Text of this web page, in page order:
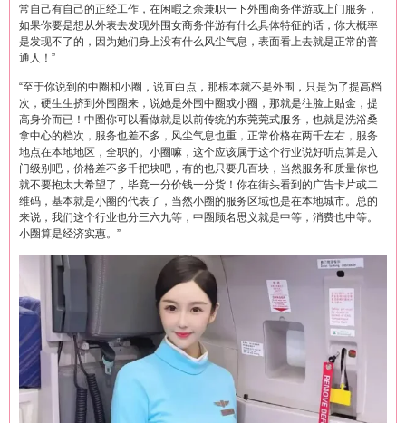
常自己有自己的正经工作，在闲暇之余兼职一下外围商务伴游或上门服务，
如果你要是想从外表去发现外围女商务伴游有什么具体特征的话，你大概率
是发现不了的，因为她们身上没有什么风尘气息，表面看上去就是正常的普
通人！”
“至于你说到的中圈和小圈，说直白点，那根本就不是外围，只是为了提高档
次，硬生生挤到外围圈来，说她是外围中圈或小圈，那就是往脸上贴金，提
高身价而已！中圈你可以看做就是以前传统的东莞莞式服务，也就是洗浴桑
拿中心的档次，服务也差不多，风尘气息也重，正常价格在两千左右，服务
地点在本地地区，全职的。小圈嘛，这个应该属于这个行业说好听点算是入
门级别吧，价格差不多千把块吧，有的也只要几百块，当然服务和质量你也
就不要抱太大希望了，毕竟一分价钱一分货！你在街头看到的广告卡片或二
维码，基本就是小圈的代表了，当然小圈的服务区域也是在本地城市。总的
来说，我们这个行业也分三六九等，中圈顾名思义就是中等，消费也中等。
小圈算是经济实惠。”